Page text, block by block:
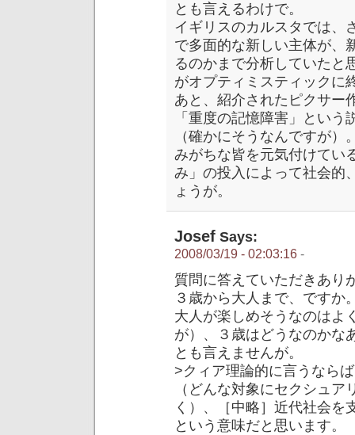
とも言えるわけで。
イギリスのカルスタでは、
で多面的な新しい主体が、
るのかまで分析していたと
がオプティミスティックに
あと、紹介されたピクサー
「重度の記憶障害」とい
（確かにそうなんですが
みがちな皆を元気付けてい
み」の投入によって社会的
ょうが。
Josef Says:
2008/03/19 - 02:03:16 -
質問に答えていただきあり
３歳から大人まで、ですか
大人が楽しめそうなのはよ
が）、３歳はどうなのかな
とも言えませんが。
>クィア理論的に言うなら
（どんな対象にセクシュ
く）、［中略］近代社会を
という意味だと思います。